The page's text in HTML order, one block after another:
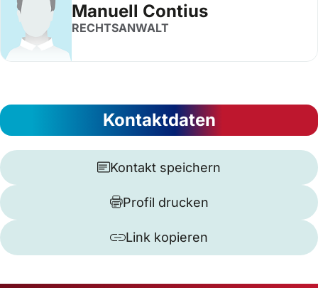
Manuell Contius
RECHTSANWALT
Kontaktdaten
Kontakt speichern
Profil drucken
Link kopieren